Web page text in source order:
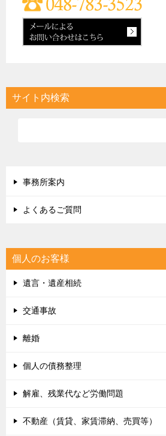
サイト内検索
事務所案内
よくあるご質問
個人のお客様
遺言・遺産相続
交通事故
離婚
個人の債務整理
解雇、残業代など労働問題
不動産（賃貸、家賃滞納、売買等）